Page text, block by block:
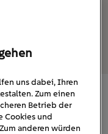
für Stadt,
uns dabei, Ihren
Zum einen
Betrieb der
Cookies und
anderen würden